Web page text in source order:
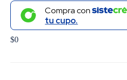
Compra con
tu cupo.
$0